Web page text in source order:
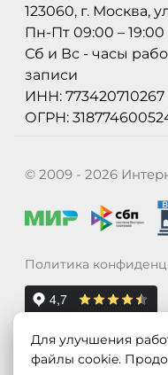
123060, г. Москва,
Пн-Пт 09:00 – 19:00
Сб и Вс - часы
записи
ИНН: 773420710267
ОГРН:
© 2009 - 2026
Политика
Для улучшения
файлы cookie.